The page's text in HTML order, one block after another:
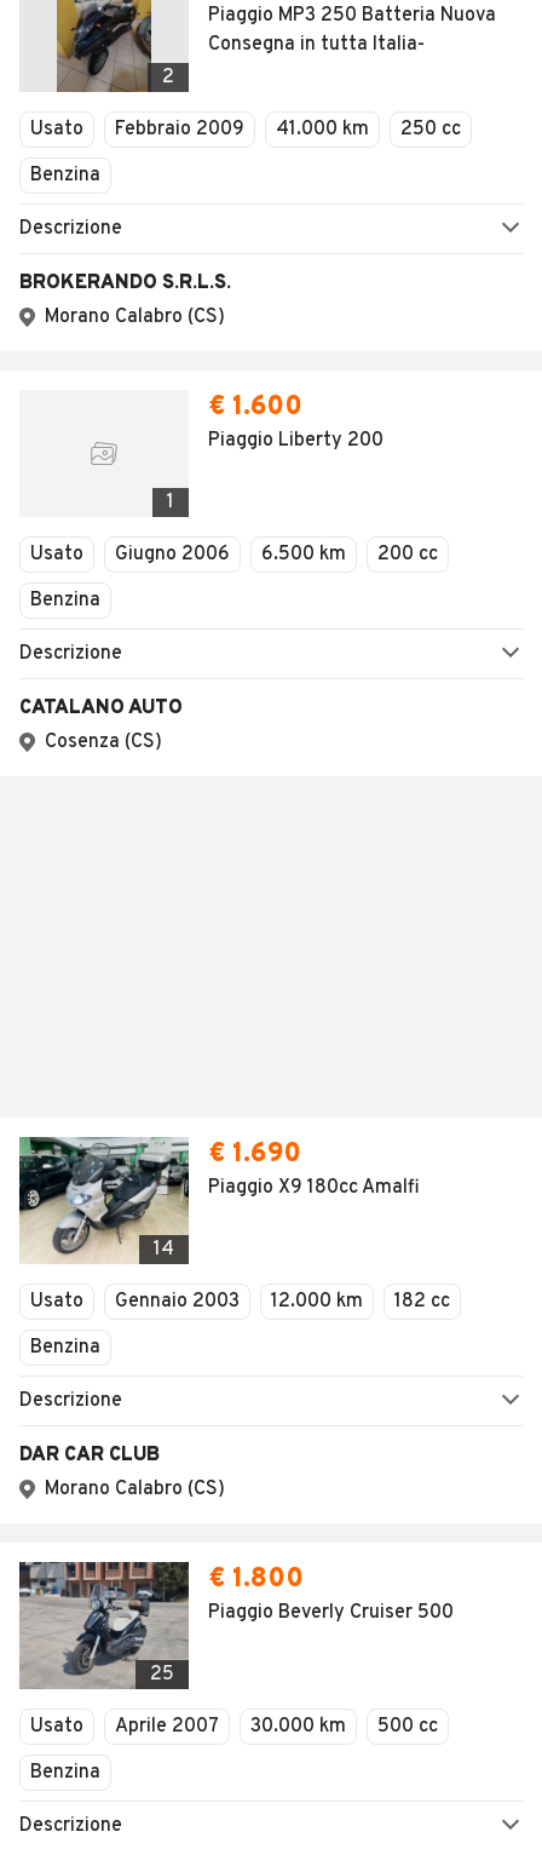
2
Piaggio MP3 250 Batteria Nuova
Consegna in tutta Italia-
Usato Febbraio 2009 41.000 km
250 cc
Benzina
Descrizione
BROKERANDO S.R.L.S.
Morano Calabro (CS)
1
€ 1.600
Piaggio Liberty 200
Usato Giugno 2006 6.500 km
200 cc
Benzina
Descrizione
CATALANO AUTO
Cosenza (CS)
14
€ 1.690
Piaggio X9 180cc Amalfi
Usato Gennaio 2003 12.000 km
182 cc
Benzina
Descrizione
DAR CAR CLUB
Morano Calabro (CS)
25
€ 1.800
Piaggio Beverly Cruiser 500
Usato Aprile 2007 30.000 km
500 cc
Benzina
Descrizione